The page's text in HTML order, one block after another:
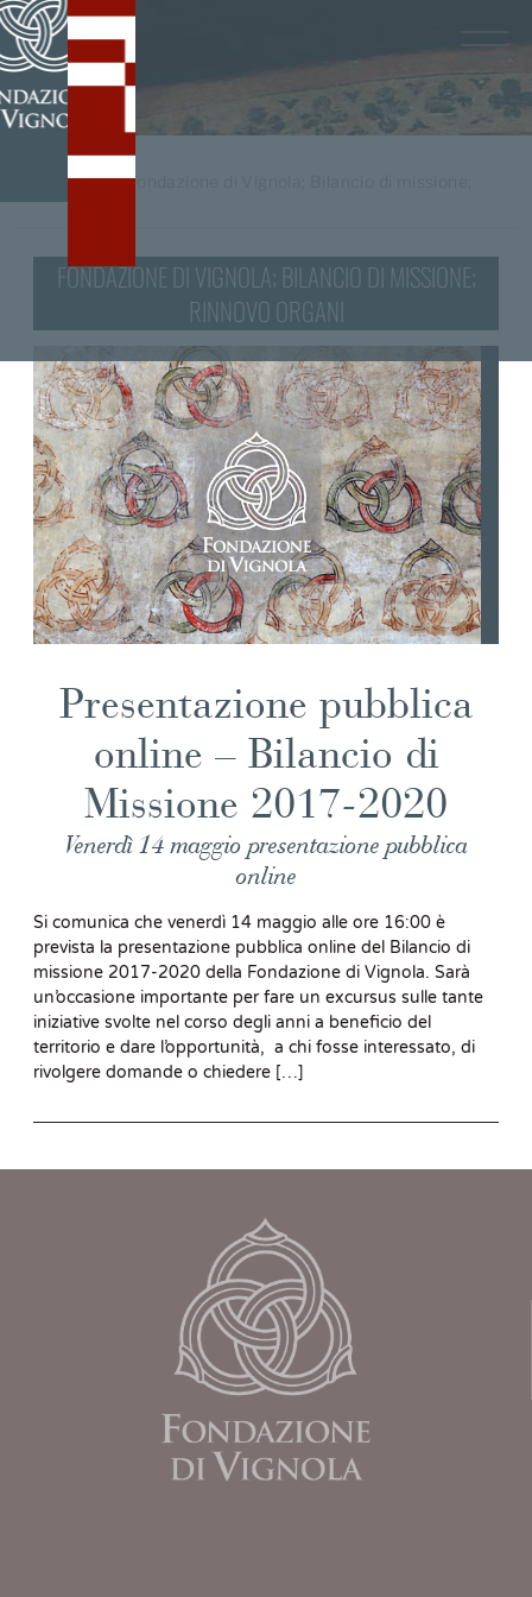
/tag
Fondazione di Vignola; Bilancio di missione;
FONDAZIONE DI VIGNOLA; BILANCIO DI MISSIONE;
RINNOVO ORGANI
Presentazione pubblica
online – Bilancio di
Missione 2017-2020
Venerdì 14 maggio presentazione pubblica
online
Si comunica che venerdì 14 maggio alle ore 16:00 è
prevista la presentazione pubblica online del Bilancio di
missione 2017-2020 della Fondazione di Vignola. Sarà
un’occasione importante per fare un excursus sulle tante
iniziative svolte nel corso degli anni a beneficio del
territorio e dare l’opportunità, a chi fosse interessato, di
rivolgere domande o chiedere […]